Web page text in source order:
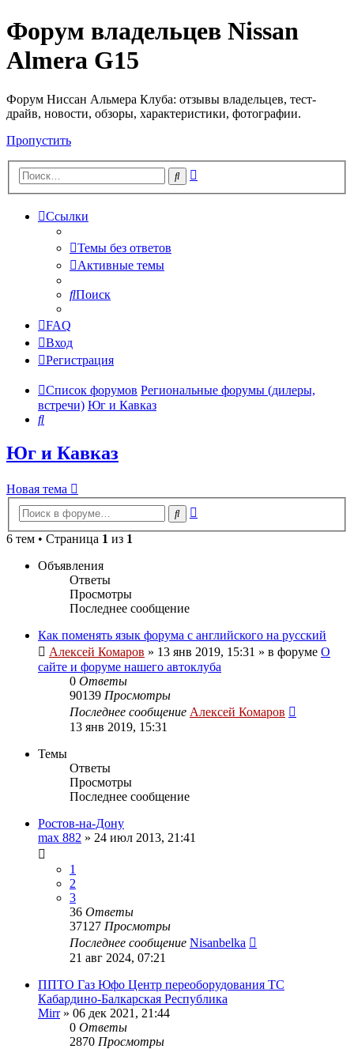
Форум владельцев Nissan
Almera G15
Форум Ниссан Альмера Клуба: отзывы владельцев, тест-
драйв, новости, обзоры, характеристики, фотографии.
Пропустить
Поиск
Ссылки
Темы без ответов
Активные темы
Поиск
FAQ
Вход
Регистрация
Список форумов Региональные форумы (дилеры,
встречи) Юг и Кавказ
Поиск
Юг и Кавказ
Новая тема
Поиск
6 тем • Страница 1 из 1
Объявления
Ответы
Просмотры
Последнее сообщение
Как поменять язык форума с английского на русский
Алексей Комаров » 13 янв 2019, 15:31 » в форуме О
сайте и форуме нашего автоклуба
0 Ответы
90139 Просмотры
Последнее сообщение Алексей Комаров
13 янв 2019, 15:31
Темы
Ответы
Просмотры
Последнее сообщение
Ростов-на-Дону
max 882 » 24 июл 2013, 21:41
1
2
3
36 Ответы
37127 Просмотры
Последнее сообщение Nisanbelka
21 авг 2024, 07:21
ППТО Газ Юфо Центр переоборудования ТС
Кабардино-Балкарская Республика
Mirr» 06 дек 2021, 21:44
0 Ответы
2870 Просмотры